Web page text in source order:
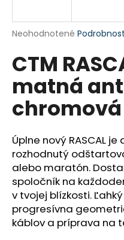
Priemerné
produktu
je
5
hviezdičiek.
Neohodnotené
CTM
matná
chromová
Úplne nový RASCAL
rozhodnutý
alebo maratón.
spoločník na
v tvojej blízkosti.
progresívna
káblov a príprava na
j
ť
?
O
d
p
o